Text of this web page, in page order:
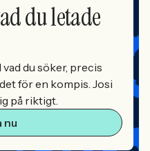
du letade
du söker, precis
för en kompis. Josi
på riktigt.
nu